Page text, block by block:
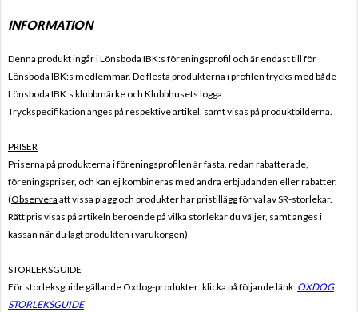
INFORMATION
Denna produkt ingår i Lönsboda IBK:s föreningsprofil och är endast till för
Lönsboda IBK:s medlemmar. De flesta produkterna i profilen trycks med både
Lönsboda IBK:s klubbmärke och Klubbhusets logga.
Tryckspecifikation anges på respektive artikel, samt visas på produktbilderna.
PRISER
Priserna på produkterna i föreningsprofilen är fasta, redan rabatterade,
föreningspriser, och kan ej kombineras med andra erbjudanden eller rabatter.
(Observera att vissa plagg och produkter har pristillägg för val av SR-storlekar.
Rätt pris visas på artikeln beroende på vilka storlekar du väljer, samt anges i
kassan när du lagt produkten i varukorgen)
STORLEKSGUIDE
För storleksguide gällande Oxdog-produkter: klicka på följande länk: OXDOG
STORLEKSGUIDE